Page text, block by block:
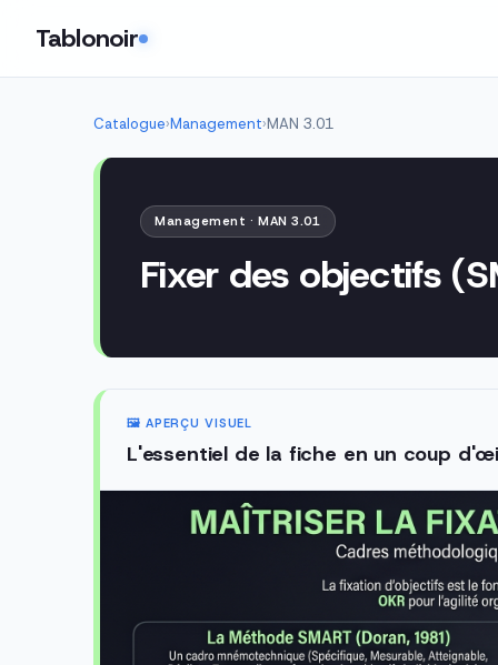
Tablonoir
Catalogue›Management›MAN 3.01
Management · MAN 3.01
Fixer des objectifs
🖼️ APERÇU VISUEL
L'essentiel de la fiche en un coup